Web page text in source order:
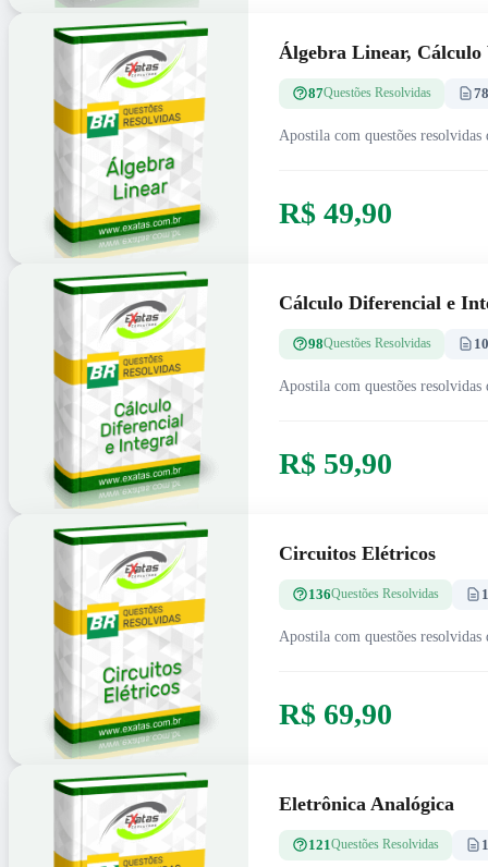
Álgebra Linear,
87Questões Resolvidas 78
Apostila com questões
R$ 49,90
Cálculo Diferencial e
98Questões Resolvidas
Apostila com questões
R$ 59,90
Circuitos Elétricos
136Questões Resolvidas
Apostila com questões
R$ 69,90
Eletrônica Analógica
121Questões Resolvidas